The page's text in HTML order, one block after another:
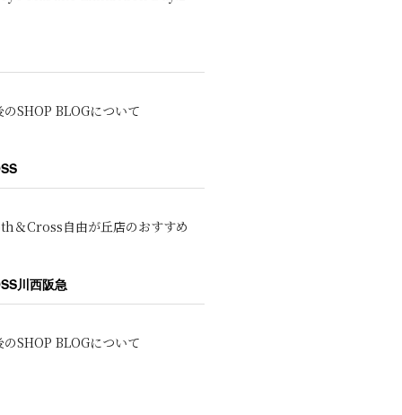
のSHOP BLOGについて
＆Cross自由が丘店のおすすめ
川西阪急
のSHOP BLOGについて